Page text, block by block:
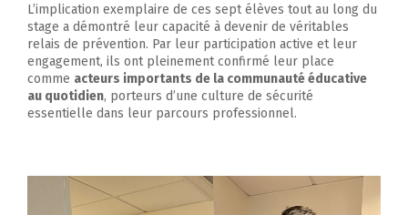
L’implication exemplaire de ces sept élèves tout au long du
stage a démontré leur capacité à devenir de véritables
relais de prévention. Par leur participation active et leur
engagement, ils ont pleinement confirmé leur place
comme acteurs importants de la communauté éducative
au quotidien, porteurs d’une culture de sécurité
essentielle dans leur parcours professionnel.